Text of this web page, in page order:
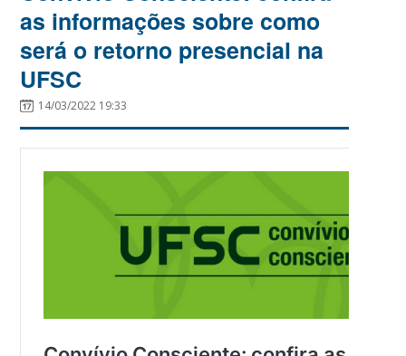
as informações sobre como
será o retorno presencial na
UFSC
14/03/2022 19:33